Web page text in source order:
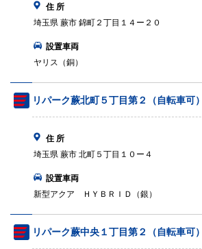
住 所
埼玉県 蕨市 錦町２丁目１４ー２０
設置車両
ヤリス（銅）
リパーク蕨北町５丁目第２（自転車可）
住 所
埼玉県 蕨市 北町５丁目１０ー４
設置車両
新型アクア ＨＹＢＲＩＤ（銀）
リパーク蕨中央１丁目第２（自転車可）